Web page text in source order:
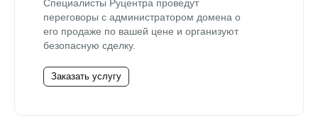
Специалисты Руцентра проведут
переговоры с администратором домена о
его продаже по вашей цене и организуют
безопасную сделку.
Заказать услугу